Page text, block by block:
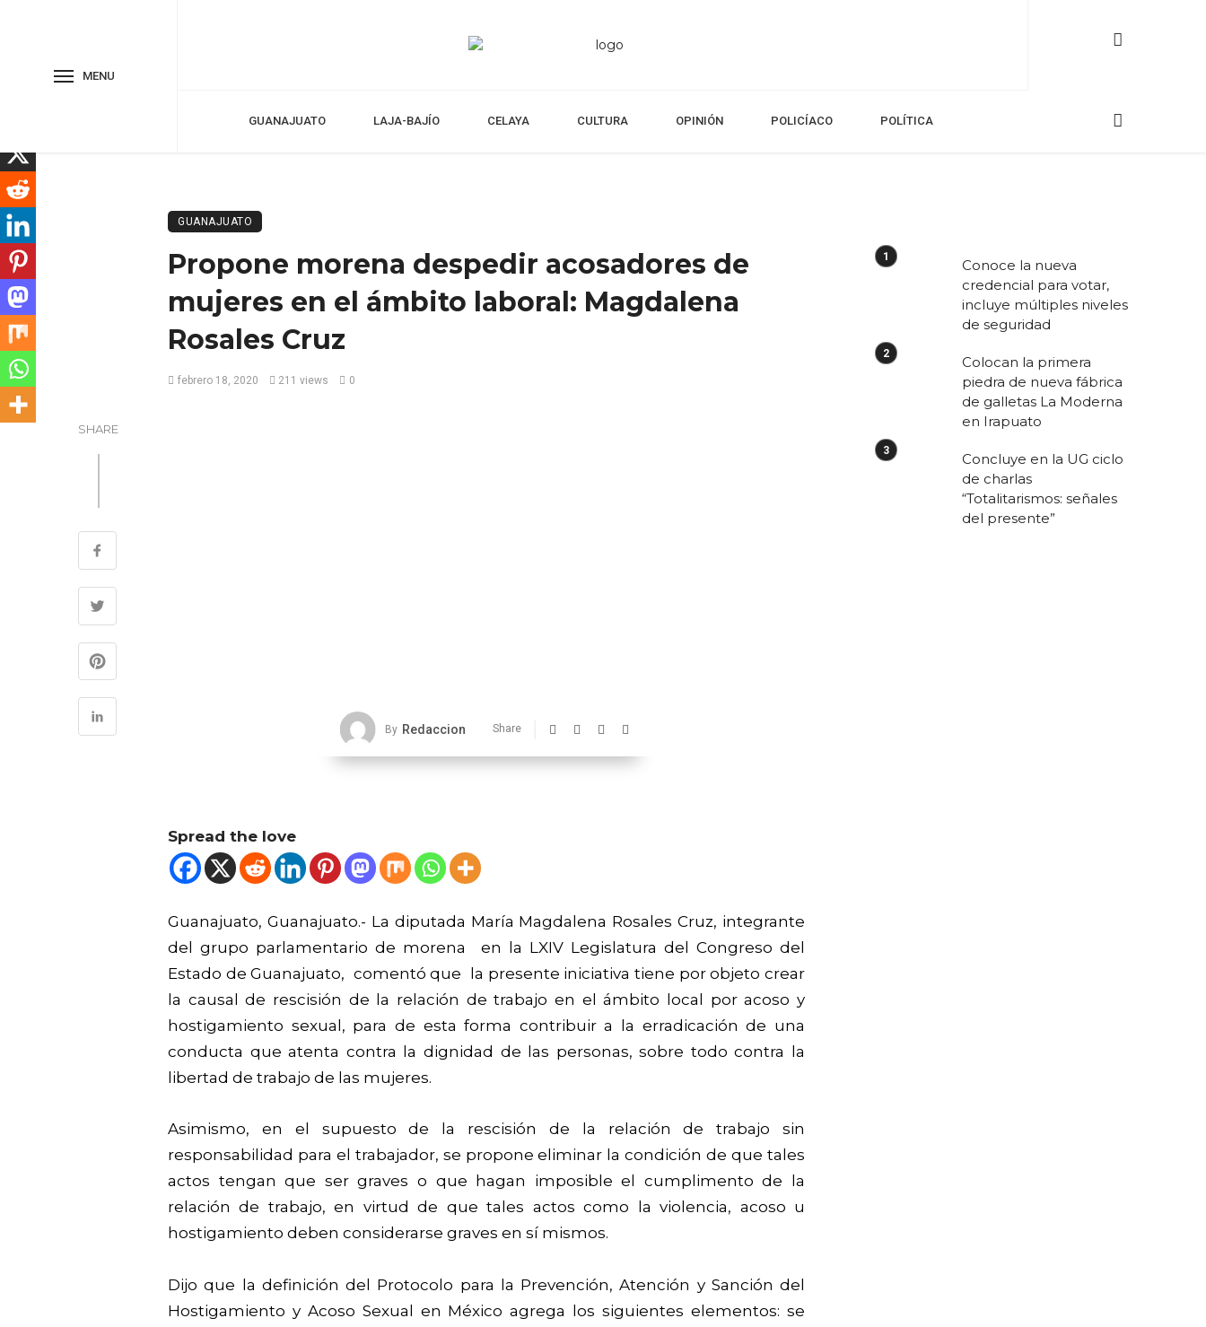
MENU
GUANAJUATO LAJA-BAJÍO CELAYA CULTURA OPINIÓN POLICÍACO POLÍTICA
GUANAJUATO
Propone morena despedir acosadores de
mujeres en el ámbito laboral: Magdalena
Rosales Cruz
febrero 18, 2020 211 views 0
SHARE
By Redaccion Share
Spread the love
Guanajuato, Guanajuato.- La diputada María Magdalena Rosales Cruz, integrante
del grupo parlamentario de morena en la LXIV Legislatura del Congreso del
Estado de Guanajuato, comentó que la presente iniciativa tiene por objeto crear
la causal de rescisión de la relación de trabajo en el ámbito local por acoso y
hostigamiento sexual, para de esta forma contribuir a la erradicación de una
conducta que atenta contra la dignidad de las personas, sobre todo contra la
libertad de trabajo de las mujeres.
Asimismo, en el supuesto de la rescisión de la relación de trabajo sin
responsabilidad para el trabajador, se propone eliminar la condición de que tales
actos tengan que ser graves o que hagan imposible el cumplimento de la
relación de trabajo, en virtud de que tales actos como la violencia, acoso u
hostigamiento deben considerarse graves en sí mismos.
Dijo que la definición del Protocolo para la Prevención, Atención y Sanción del
Hostigamiento y Acoso Sexual en México agrega los siguientes elementos: se
Conoce la nueva
credencial para votar,
incluye múltiples niveles
de seguridad
Colocan la primera
piedra de nueva fábrica
de galletas La Moderna
en Irapuato
Concluye en la UG ciclo
de charlas
“Totalitarismos: señales
del presente”